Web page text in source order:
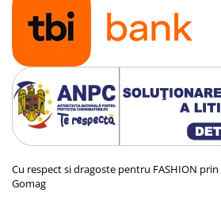
Cu respect si dragoste pentru FASHION prin
Gomag